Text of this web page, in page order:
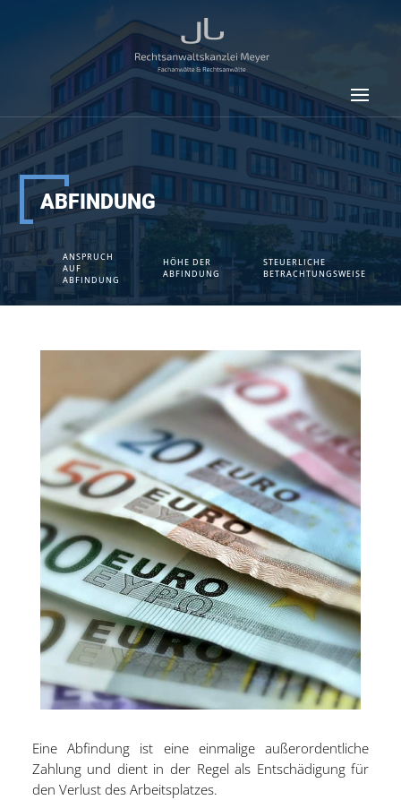
ABFINDUNG
ANSPRUCH
AUF
ABFINDUNG
HÖHE DER
ABFINDUNG
STEUERLICHE
BETRACHTUNGSWEISE
Eine Abfindung ist eine einmalige außerordentliche
Zahlung und dient in der Regel als Entschädigung für
den Verlust des Arbeitsplatzes.